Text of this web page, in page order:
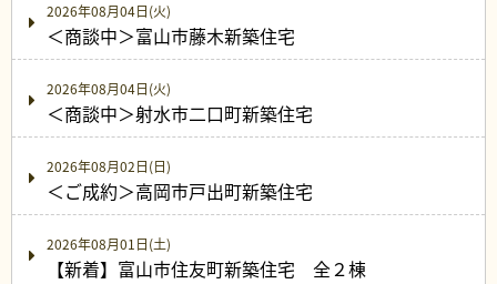
2026年08月04日(火)
＜商談中＞富山市藤木新築住宅
2026年08月04日(火)
＜商談中＞射水市二口町新築住宅
2026年08月02日(日)
＜ご成約＞高岡市戸出町新築住宅
2026年08月01日(土)
【新着】富山市住友町新築住宅 全２棟